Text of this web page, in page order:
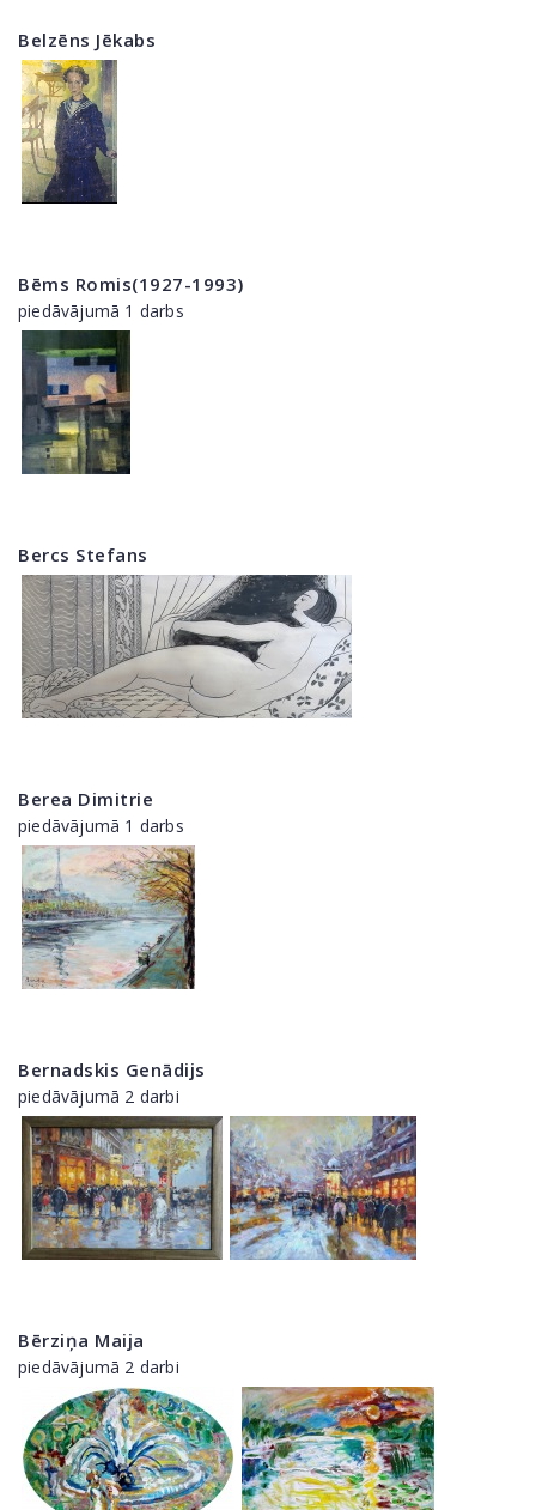
Belzēns Jēkabs
Bēms Romis(1927-1993)
piedāvājumā 1 darbs
Bercs Stefans
Berea Dimitrie
piedāvājumā 1 darbs
Bernadskis Genādijs
piedāvājumā 2 darbi
Bērziņa Maija
piedāvājumā 2 darbi